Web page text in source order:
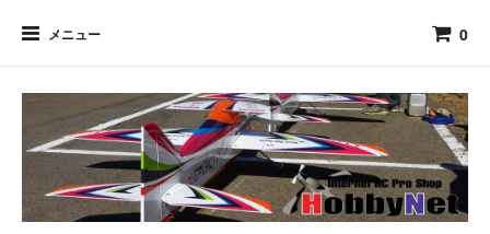
メニュー 0